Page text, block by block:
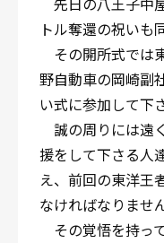
トル奪還の祝いも
その開所式では
野自動車の岡崎副
い式に参加して下
誠の周りには遠
援をして下さる人
え、前回の東洋王
なければなりませ
その覚悟を持っ